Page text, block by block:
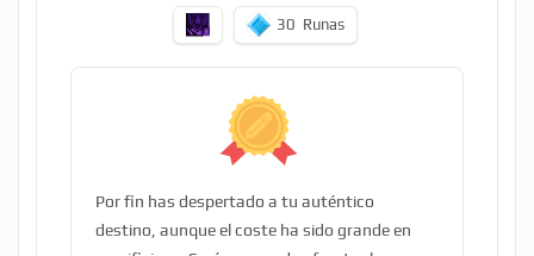
30 Runas
Por fin has despertado a tu auténtico
destino, aunque el coste ha sido grande en